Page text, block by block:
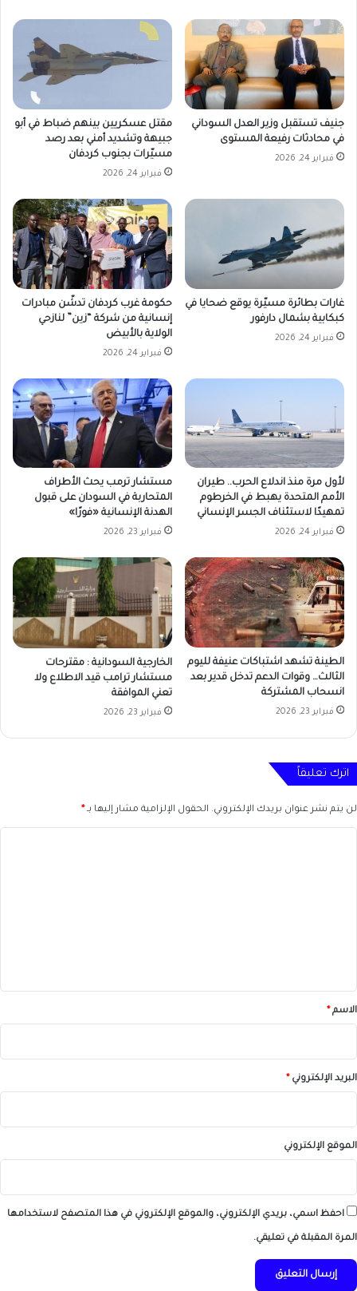
جنيف تستقبل وزير العدل السوداني
في محادثات رفيعة المستوى
فبراير 24, 2026
مقتل عسكريين بينهم ضباط في أبو
جبيهة وتشديد أمني بعد رصد
مسيّرات بجنوب كردفان
فبراير 24, 2026
غارات بطائرة مسيّرة يوقع ضحايا في
كبكابية بشمال دارفور
فبراير 24, 2026
حكومة غرب كردفان تدشّن مبادرات
إنسانية من شركة “زين” لنازحي
الولاية بالأبيض
فبراير 24, 2026
لأول مرة منذ اندلاع الحرب.. طيران
الأمم المتحدة يهبط في الخرطوم
تمهيدًا لاستئناف الجسر الإنساني
فبراير 24, 2026
مستشار ترمب يحث الأطراف
المتحاربة في السودان على قبول
الهدنة الإنسانية «فورًا»
فبراير 23, 2026
الطينة تشهد اشتباكات عنيفة لليوم
الثالث… وقوات الدعم تدخل قدير بعد
انسحاب المشتركة
فبراير 23, 2026
الخارجية السودانية : مقترحات
مستشار ترامب قيد الاطلاع ولا
تعني الموافقة
فبراير 23, 2026
اترك تعليقاً
لن يتم نشر عنوان بريدك الإلكتروني. الحقول الإلزامية مشار إليها بـ*
*الاسم*
البريد الإلكتروني*
الموقع الإلكتروني
احفظ اسمي، بريدي الإلكتروني، والموقع الإلكتروني في هذا المتصفح لاستخدامها
المرة المقبلة في تعليقي.